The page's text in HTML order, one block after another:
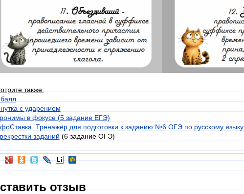
также:
с ударением
в фокусе (5 задание ЕГЭ)
Тренажёр для подготовки к заданию №6 ОГЭ по русскому языку
заданий (6 задание ОГЭ)
отзыв